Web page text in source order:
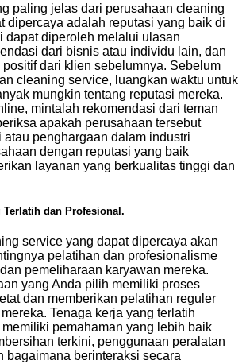
paling jelas dari perusahaan cleaning
dipercaya adalah reputasi yang baik di
dapat diperoleh melalui ulasan
dari bisnis atau individu lain, dan
dari klien sebelumnya. Sebelum
cleaning service, luangkan waktu untuk
mungkin tentang reputasi mereka.
mintalah rekomendasi dari teman
apakah perusahaan tersebut
atau penghargaan dalam industri
dengan reputasi yang baik
layanan yang berkualitas tinggi dan
Terlatih dan Profesional.
service yang dapat dipercaya akan
pelatihan dan profesionalisme
pemeliharaan karyawan mereka.
yang Anda pilih memiliki proses
dan memberikan pelatihan reguler
Tenaga kerja yang terlatih
pemahaman yang lebih baik
terkini, penggunaan peralatan
bagaimana berinteraksi secara